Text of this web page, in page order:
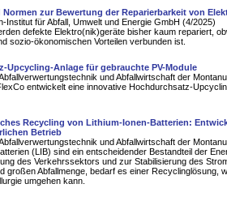
zur Bewertung der Reparierbarkeit von
Institut für Abfall, Umwelt und Energie GmbH (4/2025)
defekte Elektro(nik)geräte bisher kaum repariert,
sozio-ökonomischen Vorteilen verbunden ist.
Upcycling-Anlage für gebrauchte PV-Module
und Abfallwirtschaft der
entwickelt eine innovative Hochdurchsatz-
Recycling von Lithium-Ionen-Batterien:
Betrieb
und Abfallwirtschaft der
(LIB) sind ein entscheidender Bestandteil der
des Verkehrssektors und zur Stabilisierung des
großen Abfallmenge, bedarf es einer Recyclinglösung,
umgehen kann.